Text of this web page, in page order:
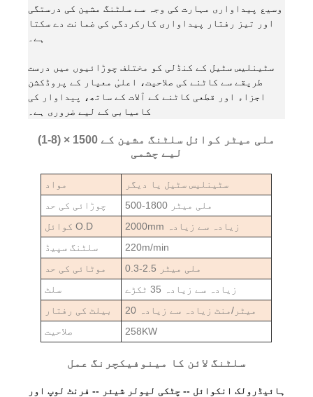
وسیع پیداواری مہارت کی وجہ سے سلٹنگ مشین کی درستگی
اور تیز رفتار پیداواری کارکردگی کی ضمانت دے سکتا
ہے۔
سٹینلیس سٹیل کے کنڈلی کو مختلف چوڑائیوں میں درست
طریقے سے کاٹنے کی صلاحیت، اعلیٰ معیار کے پروڈکشن
اجزاء اور قطعی کاٹنے کے آلات کے ساتھ، پیداوار کی
کامیابی کے لیے ضروری ہے۔
(1-8) × 1500 ملی میٹر کوائل سلٹنگ مشین کے
لیے چشمی
مواد
سٹینلیس سٹیل یا دیگر
چوڑائی کی حد
500-1800 ملی میٹر
کوائل O.D
2000mm زیادہ سے زیادہ
سلٹنگ سپیڈ
220m/min
موٹائی کی حد
0.3-2.5 ملی میٹر
سلٹ
زیادہ سے زیادہ 35 ٹکڑے
بیلٹ کی رفتار
20 میٹر/منٹ زیادہ سے زیادہ
صلاحیت
258KW
سلٹنگ لائن کا مینوفیکچرنگ عمل
ہائیڈرولک انکوائل -- چٹکی لیولر شیئر -- فرنٹ لوپ اور